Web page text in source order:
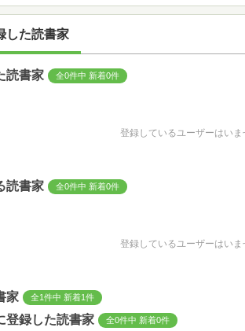
した読書家
読書家 全0件中 新着0件
登録しているユーザーはいま
読書家 全0件中 新着0件
登録しているユーザーはいま
家 全1件中 新着1件
登録した読書家 全0件中 新着0件